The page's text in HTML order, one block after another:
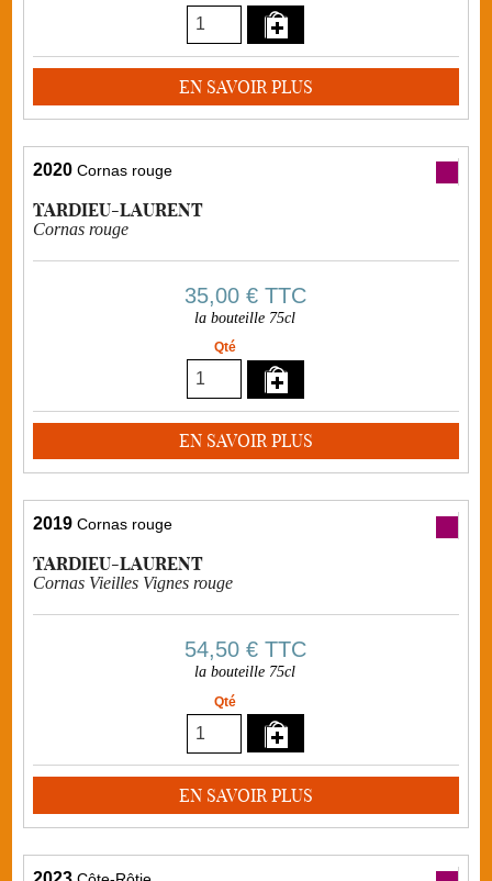
EN SAVOIR PLUS
2020 Cornas rouge
TARDIEU-LAURENT
Cornas rouge
35,00 €TTC
la bouteille 75cl
Qté
EN SAVOIR PLUS
2019 Cornas rouge
TARDIEU-LAURENT
Cornas Vieilles Vignes rouge
54,50 €TTC
la bouteille 75cl
Qté
EN SAVOIR PLUS